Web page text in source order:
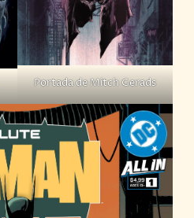
Portada de Mitch Gerads